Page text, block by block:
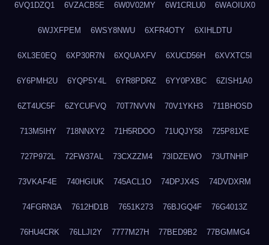
6VQ1DZQ1 6VZACB5E 6W0V02MY 6W1CRLU0 6WAOIUX0
6WJXFPEM 6WSY8NWU 6XFR4OTY 6XIHLDTU
6XL3E0EQ 6XP30R7N 6XQUAXFV 6XUCD56H 6XVXTC5I
6Y6PMH2U 6YQP5Y4L 6YR8PDRZ 6YY0PXBC 6ZISH1A0
6ZT4UC5F 6ZYCUFVQ 70T7NVVN 70V1YKH3 711BHOSD
713M5IHY 718NNXY2 71H5RDOO 71UQJY58 725P81XE
727P972L 72FW37AL 73CXZZM4 73IDZEWO 73UTNHIP
73VKAF4E 740HGIUK 745ACL1O 74DPJX4S 74DVDXRM
74FGRN3A 7612HD1B 7651K273 76BJGQ4F 76G4013Z
76HU4CRK 76LLJI2Y 7777M27H 77BED9B2 77BGMMG4